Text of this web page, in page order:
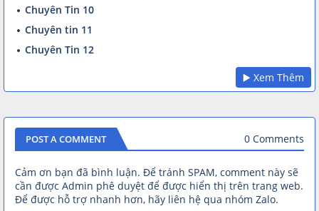
Chuyên Tin 10
Chuyên tin 11
Chuyên Tin 12
▶️ Xem Thêm
POST A COMMENT 0 Comments
Cảm ơn bạn đã bình luận. Để tránh SPAM, comment này sẽ
cần được Admin phê duyệt để được hiển thị trên trang web.
Để được hỗ trợ nhanh hơn, hãy liên hệ qua nhóm Zalo.